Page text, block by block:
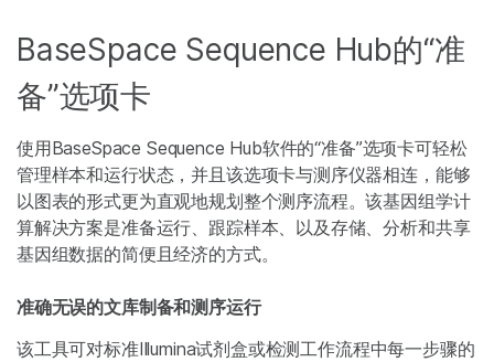
BaseSpace Sequence Hub的“准
备”选项卡
使用BaseSpace Sequence Hub软件的“准备”选项卡可轻松
管理样本和运行状态，并且该选项卡与测序仪器相连，能够
以图表的形式更为直观地规划整个测序流程。该基因组学计
算解决方案是准备运行、跟踪样本、以及存储、分析和共享
基因组数据的简便且经济的方式。
准确无误的文库制备和测序运行
该工具可对标准Illumina试剂盒或检测工作流程中每一步骤的